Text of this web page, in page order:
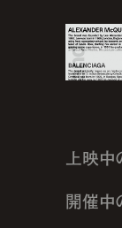
上映中
開催中